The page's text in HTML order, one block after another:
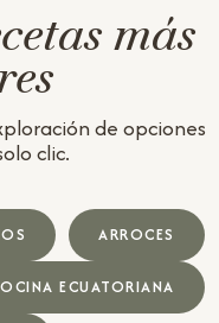
más
de opciones
clic.
ARROCES
ECUATORIANA